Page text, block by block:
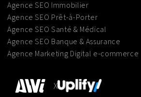
Agence SEO Immobilier
Agence SEO Prêt-à-Porter
Agence SEO Santé & Médical
Agence SEO Banque & Assurance
Agence Marketing Digital e-commerce
X